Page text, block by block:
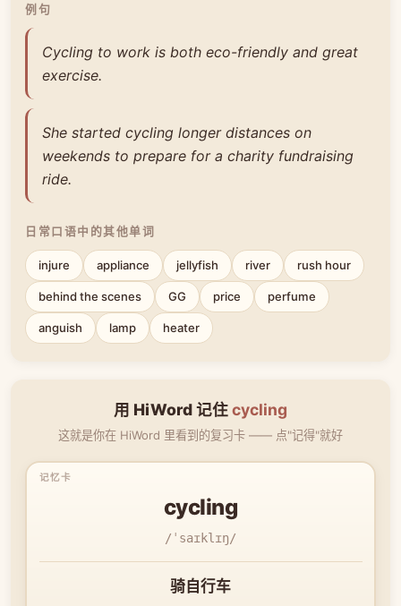
例句
Cycling to work is both eco-friendly and great
exercise.
She started cycling longer distances on
weekends to prepare for a charity fundraising
ride.
日常口语中的其他单词
injure appliance jellyfish river rush hour
behind the scenes GG price perfume
anguish lamp heater
用 HiWord 记住cycling
这就是你在 HiWord 里看到的复习卡 —— 点"记得"就好
cycling
/ˈsaɪklɪŋ/
骑自行车